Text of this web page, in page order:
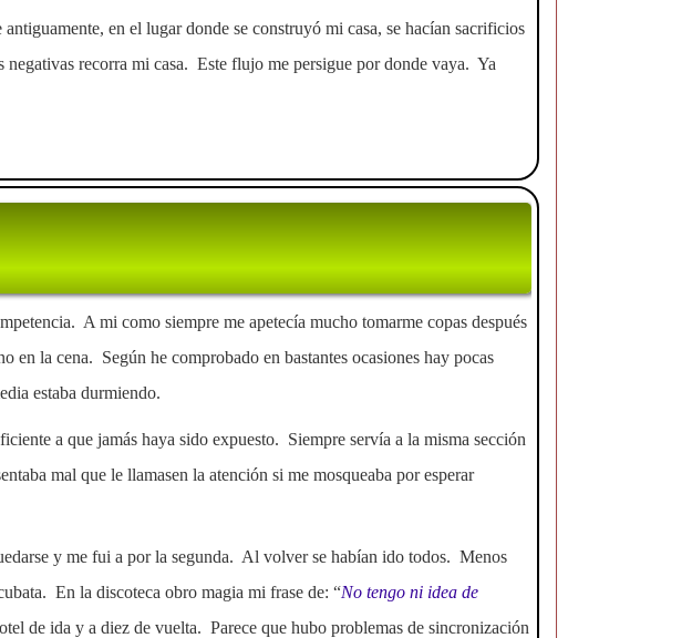
en el lugar donde se construyó mi casa, se hacían sacrificios
recorra mi casa. Este flujo me persigue por donde vaya. Ya
A mi como siempre me apetecía mucho tomarme copas después
la cena. Según he comprobado en bastantes ocasiones hay pocas
estaba durmiendo.
a que jamás haya sido expuesto. Siempre servía a la misma sección
mal que le llamasen la atención si me mosqueaba por esperar
y me fui a por la segunda. Al volver se habían ido todos. Menos
En la discoteca obro magia mi frase de: “No tengo ni idea de
de ida y a diez de vuelta. Parece que hubo problemas de sincronización